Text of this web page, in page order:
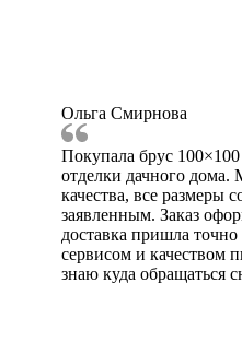
Ольга Смирнова
Покупала брус
отделки дачного дома.
качества, все размеры
заявленным. Заказ
доставка пришла
сервисом и качеством
знаю куда обращаться